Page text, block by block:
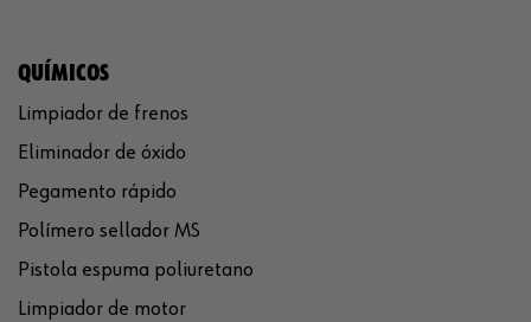
QUÍMICOS
Limpiador de frenos
Eliminador de óxido
Pegamento rápido
Polímero sellador MS
Pistola espuma poliuretano
Limpiador de motor